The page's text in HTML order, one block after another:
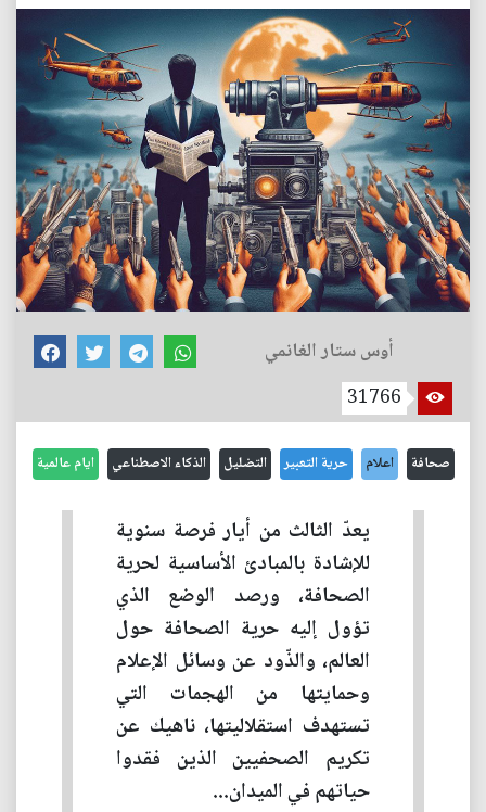
أوس ستار الغانمي
31766
صحافة اعلام حرية التعبير التضليل الذكاء الاصطناعي ايام عالمية
يعدّ الثالث من أيار فرصة سنوية
للإشادة بالمبادئ الأساسية لحرية
الصحافة، ورصد الوضع الذي
تؤول إليه حرية الصحافة حول
العالم، والذّود عن وسائل الإعلام
وحمايتها من الهجمات التي
تستهدف استقلاليتها، ناهيك عن
تكريم الصحفيين الذين فقدوا
حياتهم في الميدان...